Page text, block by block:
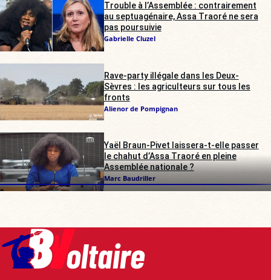
Trouble à l’Assemblée : contrairement
au septuagénaire, Assa Traoré ne sera
pas poursuivie
Gabrielle Cluzel
Rave-party illégale dans les Deux-
Sèvres : les agriculteurs sur tous les
fronts
Alienor de Pompignan
Yaël Braun-Pivet laissera-t-elle passer
le chahut d’Assa Traoré en pleine
Assemblée nationale ?
Marc Baudriller